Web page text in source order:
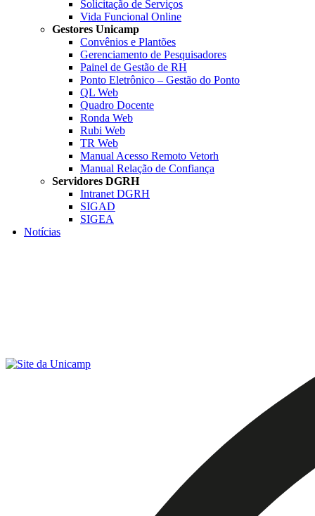
Solicitação de Serviços
Vida Funcional Online
Gestores Unicamp
Convênios e Plantões
Gerenciamento de Pesquisadores
Painel de Gestão de RH
Ponto Eletrônico – Gestão do Ponto
QL Web
Quadro Docente
Ronda Web
Rubi Web
TR Web
Manual Acesso Remoto Vetorh
Manual Relação de Confiança
Servidores DGRH
Intranet DGRH
SIGAD
SIGEA
Notícias